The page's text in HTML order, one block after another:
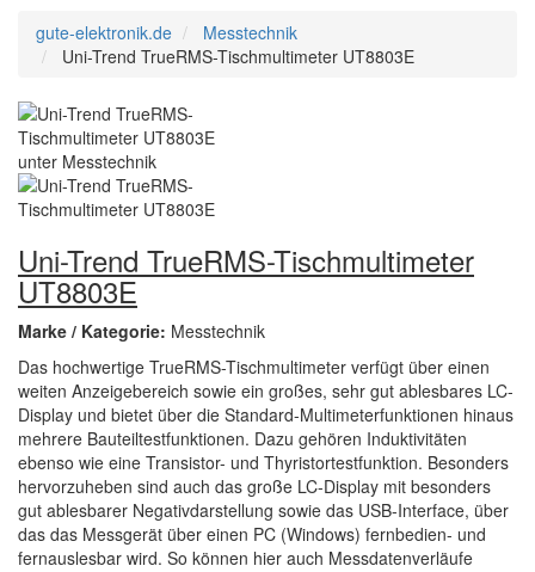
gute-elektronik.de
Messtechnik
Uni-Trend TrueRMS-Tischmultimeter UT8803E
Uni-Trend TrueRMS-Tischmultimeter
UT8803E
Marke / Kategorie: Messtechnik
Das hochwertige TrueRMS-Tischmultimeter verfügt über einen
weiten Anzeigebereich sowie ein großes, sehr gut ablesbares LC-
Display und bietet über die Standard-Multimeterfunktionen hinaus
mehrere Bauteiltestfunktionen. Dazu gehören Induktivitäten
ebenso wie eine Transistor- und Thyristortestfunktion. Besonders
hervorzuheben sind auch das große LC-Display mit besonders
gut ablesbarer Negativdarstellung sowie das USB-Interface, über
das das Messgerät über einen PC (Windows) fernbedien- und
fernauslesbar wird. So können hier auch Messdatenverläufe